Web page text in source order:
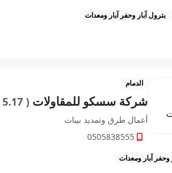
بترول آبار وحفر آبار ومعدات
الدمام
شركة سسكو للمقاولات ( 5.17 كم )
أعمال طرق وتمديد بيبات
0505838555
وحفر آبار ومعدات